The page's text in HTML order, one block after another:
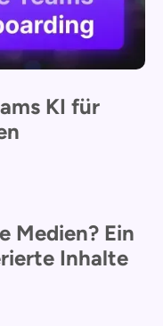
KI für
der Produkte
Medien? Ein
Inhalte